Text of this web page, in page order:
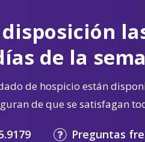
de la
de hospicio están
de que se satisfagan
Preguntas